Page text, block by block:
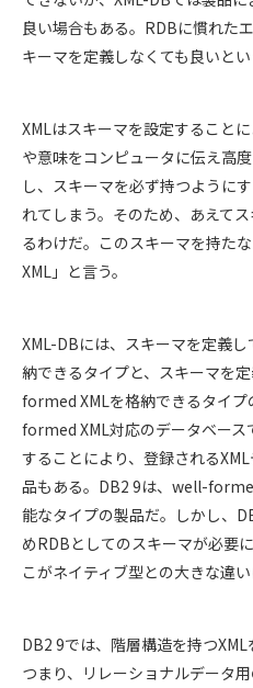
良い場合もある。RDBに慣れた
キーマを定義しなくても良いとい
XMLはスキーマを設定すること
や意味をコンピュータに伝え高
し、スキーマを必ず持つように
れてしまう。そのため、あえて
るわけだ。このスキーマを持た
XML」と言う。
XML-DBには、スキーマを定義
納できるタイプと、スキーマを
formed XMLを格納できるタイ
formed XML対応のデータベース
することにより、登録される
品もある。DB2 9は、well-
能なタイプの製品だ。しかし、
めRDBとしてのスキーマが必要
こがネイティブ型との大きな違い
DB2 9では、階層構造を持つXML
つまり、リレーショナルデータ